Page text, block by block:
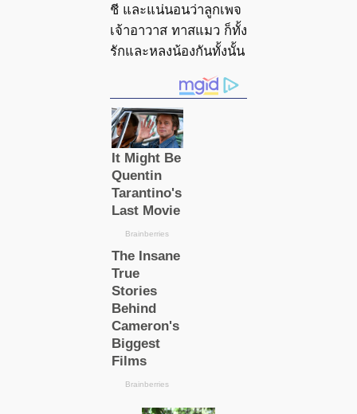
ชี และแน่นอนว่าลูกเพจ
เจ้าอาวาส ทาสแมว ก็ทั้ง
รักและหลงน้องกันทั้งนั้น